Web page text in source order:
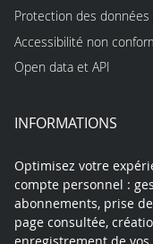
Protection des
Accessibilité non
Open data et API
INFORMATIONS
Optimisez votre
compte personnel :
abonnements, prise
page consultée,